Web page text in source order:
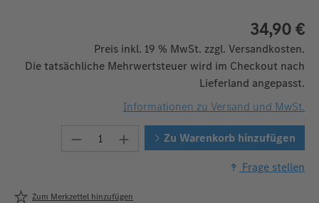
34,90 €
Preis inkl. 19 % MwSt. zzgl. Versandkosten.
Die tatsächliche Mehrwertsteuer wird im Checkout nach
Lieferland angepasst.
Informationen zu Versand und MwSt.
Produkt Anzahl: Gib den
Zu Warenkorb hinzufügen
Frage stellen
Zum Merkzettel hinzufügen